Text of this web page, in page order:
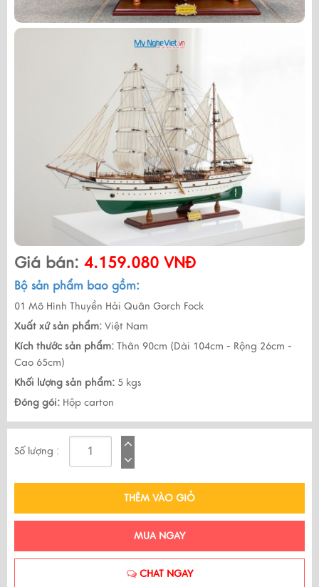
Giá bán: 4.159.080 VNĐ
Bộ sản phẩm bao gồm:
01 Mô Hình Thuyền Hải Quân Gorch Fock
Xuất xứ sản phẩm: Việt Nam
Kích thước sản phẩm: Thân 90cm (Dài 104cm - Rộng 26cm -
Cao 65cm)
Khối lượng sản phẩm: 5 kgs
Đóng gói: Hộp carton
Số lượng :
THÊM VÀO GIỎ
MUA NGAY
CHAT NGAY